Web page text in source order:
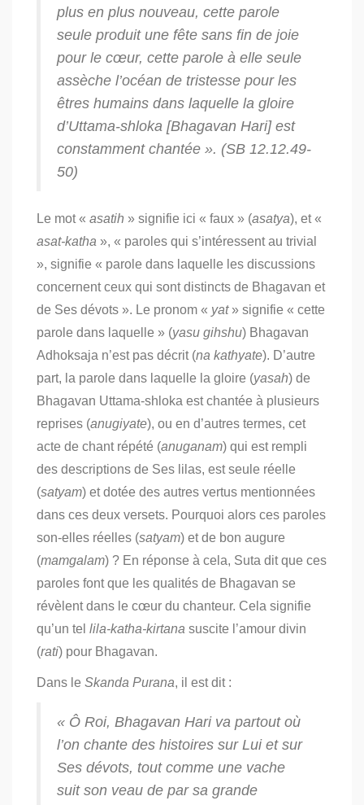
plus en plus nouveau, cette parole
seule produit une fête sans fin de joie
pour le cœur, cette parole à elle seule
assèche l’océan de tristesse pour les
êtres humains dans laquelle la gloire
d’Uttama-shloka [Bhagavan Hari] est
constamment chantée ». (SB 12.12.49-
50)
Le mot « asatih » signifie ici « faux » (asatya), et «
asat-katha », « paroles qui s’intéressent au trivial
», signifie « parole dans laquelle les discussions
concernent ceux qui sont distincts de Bhagavan et
de Ses dévots ». Le pronom « yat» signifie « cette
parole dans laquelle » (yasu gihshu) Bhagavan
Adhoksaja n’est pas décrit (na kathyate). D’autre
part, la parole dans laquelle la gloire (yasah) de
Bhagavan Uttama-shloka est chantée à plusieurs
reprises (anugiyate), ou en d’autres termes, cet
acte de chant répété (anuganam) qui est rempli
des descriptions de Ses lilas, est seule réelle
(satyam) et dotée des autres vertus mentionnées
dans ces deux versets. Pourquoi alors ces paroles
son-elles réelles (satyam) et de bon augure
(mamgalam) ? En réponse à cela, Suta dit que ces
paroles font que les qualités de Bhagavan se
révèlent dans le cœur du chanteur. Cela signifie
qu’un tel lila-katha-kirtana suscite l’amour divin
(rati) pour Bhagavan.
Dans le Skanda Purana, il est dit :
« Ô Roi, Bhagavan Hari va partout où
l’on chante des histoires sur Lui et sur
Ses dévots, tout comme une vache
suit son veau de par sa grande